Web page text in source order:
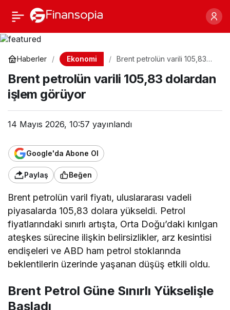
Haberler Ekonomi
Brent petrolün varili 105,83
Brent petrolün varili 105,83 dolardan
işlem görüyor
14 Mayıs 2026, 10:57 yayınlandı
Google'da Abone Ol
Paylaş Beğen
Brent petrolün varil fiyatı, uluslararası vadeli
piyasalarda 105,83 dolara yükseldi. Petrol
fiyatlarındaki sınırlı artışta, Orta Doğu’daki kırılgan
ateşkes sürecine ilişkin belirsizlikler, arz kesintisi
endişeleri ve ABD ham petrol stoklarında
beklentilerin üzerinde yaşanan düşüş etkili oldu.
Brent Petrol Güne Sınırlı Yükselişle
Başladı
Brent petrolün varili
105,83 dolardan işlem
Paylaş